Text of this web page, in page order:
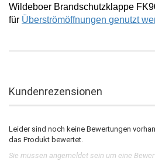
Wildeboer Brandschutzklappe
für Überströmöffnungen genutzt
Kundenrezensionen
Leider sind noch keine Bewertungen
das Produkt bewertet.
Sie müssen angemeldet sein um eine